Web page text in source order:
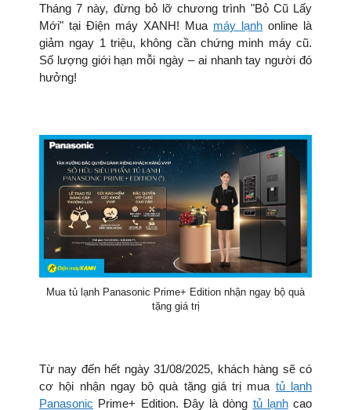
Tháng 7 này, đừng bỏ lỡ chương trình "Bỏ Cũ Lấy
Mới" tại Điện máy XANH! Mua máy lạnh online là
giảm ngay 1 triệu, không cần chứng minh máy cũ.
Số lượng giới hạn mỗi ngày – ai nhanh tay người đó
hưởng!
Mua tủ lạnh Panasonic Prime+ Edition nhận ngay bộ quà
tặng giá trị
Từ nay đến hết ngày 31/08/2025, khách hàng sẽ có
cơ hội nhận ngay bộ quà tặng giá trị mua tủ lạnh
Panasonic Prime+ Edition. Đây là dòng tủ lạnhcao